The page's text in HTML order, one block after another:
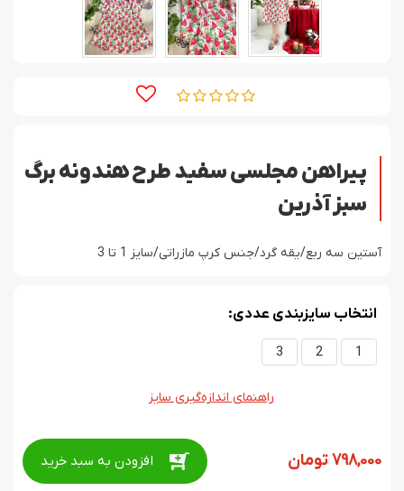
پیراهن مجلسی سفید طرح هندونه برگ
سبز آذرین
آستین سه ربع/یقه گرد/جنس کرپ مازراتی/سایز 1 تا 3
انتخاب سایزبندی عددی:
1
2
3
راهنمای اندازه‌گیری سایز
798,000تومان افزودن به سبد خرید